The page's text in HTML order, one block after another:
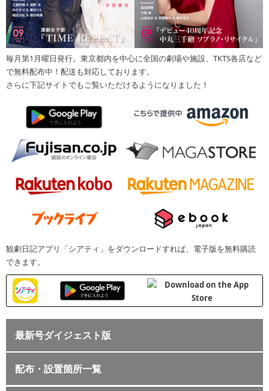
毎月第1月曜日発行。東京都内を中心に全国の劇場や施設、TKTS各店など
で無料配布中！配送も対応しております。
さらに下記サイトでもご覧いただけるようになりました！
観劇日記アプリ「シアティ」をダウンロードすれば、電子版を無料購読
できます。
最新号ダイジェスト版
配布・設置箇所一覧